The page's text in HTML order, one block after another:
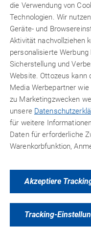
Anaerober,
Dichtstoff für Metalle.
Gewinden, Wellen,
Beanspruchungen
°C. Spaltfüllend bis
Frühere Bezeichnung
Technische
die Verwendung von
Technologien. Wir
Geräte- und
Aktivität nachvollziehen
personalisierte
Sicherstellung und
Website. Ottozeus kann
Media Werbepartner
zu Marketingzwecken
unsere
für weitere
Daten für erforderliche
Warenkorbfunktion,
Akzeptiere
Tracking-